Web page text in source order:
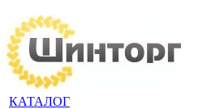
КАТАЛОГ